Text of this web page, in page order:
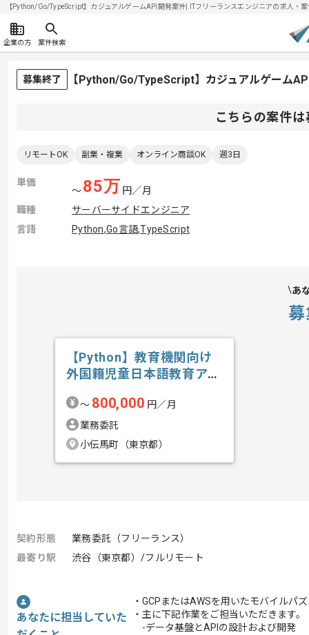
【Python/Go/TypeScript】カジュアルゲームAPI開発案件| ITフリーランスエンジニアの求人・
企業の方 案件検索
募集終了 【Python/Go/TypeScript】カジュアルゲーム
こちらの案件
リモートOK 副業・複業 オンライン商談OK 週3日
単価
〜85万 円／月
職種
サーバーサイドエンジニア
言語
Python,Go言語,TypeScript
あ
【Python】教育機関向け
外国籍児童日本語教育アプ
〜 800,000 円／月
業務委託
小伝馬町（東京都）
契約形態
業務委託（フリーランス）
最寄り駅
渋谷（東京都）/フルリモート
あなたに担当していた
・GCPまたはAWSを用いたモバイルパ
・主に下記作業をご担当いただきます。
-データ基盤とAPIの設計および開発